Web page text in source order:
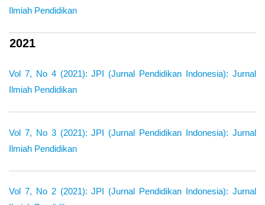
Ilmiah Pendidikan
2021
Vol 7, No 4 (2021): JPI (Jurnal Pendidikan Indonesia): Jurnal
Ilmiah Pendidikan
Vol 7, No 3 (2021): JPI (Jurnal Pendidikan Indonesia): Jurnal
Ilmiah Pendidikan
Vol 7, No 2 (2021): JPI (Jurnal Pendidikan Indonesia): Jurnal